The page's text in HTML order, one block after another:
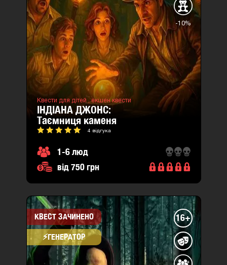
-10%
Квести для дітей ,екшен квести
ІНДІАНА ДЖОНС:
таємниця каменя
4 відгука
1-6 люд
від 750 грн
КВЕСТ ЗАЧИНЕНО
⚡​ГЕНЕРАТОР
16+